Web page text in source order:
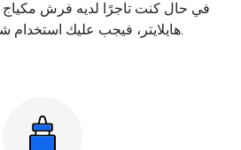
في حال كنت تاجرًا لديه فرش مكياج
هايلايتر، فيجب عليك استخدام شعار فرشاة مكياج.